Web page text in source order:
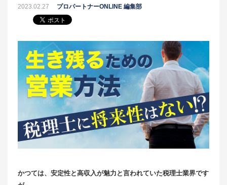
2023.02.27 プロパートナーONLINE 編集部
かつては、安定性と高収入が魅力と言われていた税理士業界です